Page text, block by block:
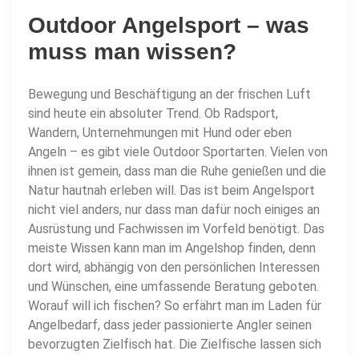
Outdoor Angelsport – was
muss man wissen?
Bewegung und Beschäftigung an der frischen Luft
sind heute ein absoluter Trend. Ob Radsport,
Wandern, Unternehmungen mit Hund oder eben
Angeln – es gibt viele Outdoor Sportarten. Vielen von
ihnen ist gemein, dass man die Ruhe genießen und die
Natur hautnah erleben will. Das ist beim Angelsport
nicht viel anders, nur dass man dafür noch einiges an
Ausrüstung und Fachwissen im Vorfeld benötigt. Das
meiste Wissen kann man im Angelshop finden, denn
dort wird, abhängig von den persönlichen Interessen
und Wünschen, eine umfassende Beratung geboten.
Worauf will ich fischen? So erfährt man im Laden für
Angelbedarf, dass jeder passionierte Angler seinen
bevorzugten Zielfisch hat. Die Zielfische lassen sich